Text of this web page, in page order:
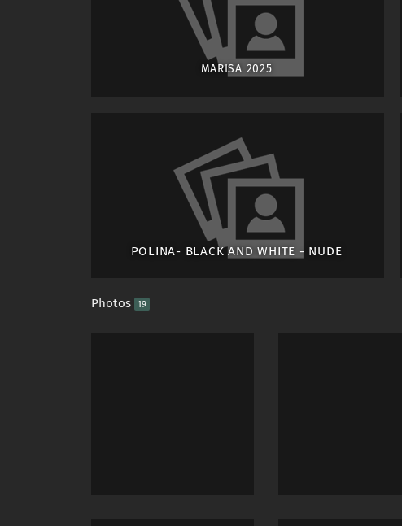
MARISA 2025
POLINA- BLACK AND WHITE - NUDE
Photos 19